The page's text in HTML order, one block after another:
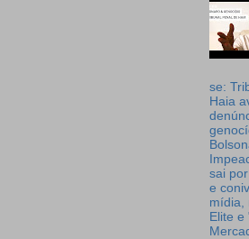
se:
Haia
sai
e
mídia,
Elite e